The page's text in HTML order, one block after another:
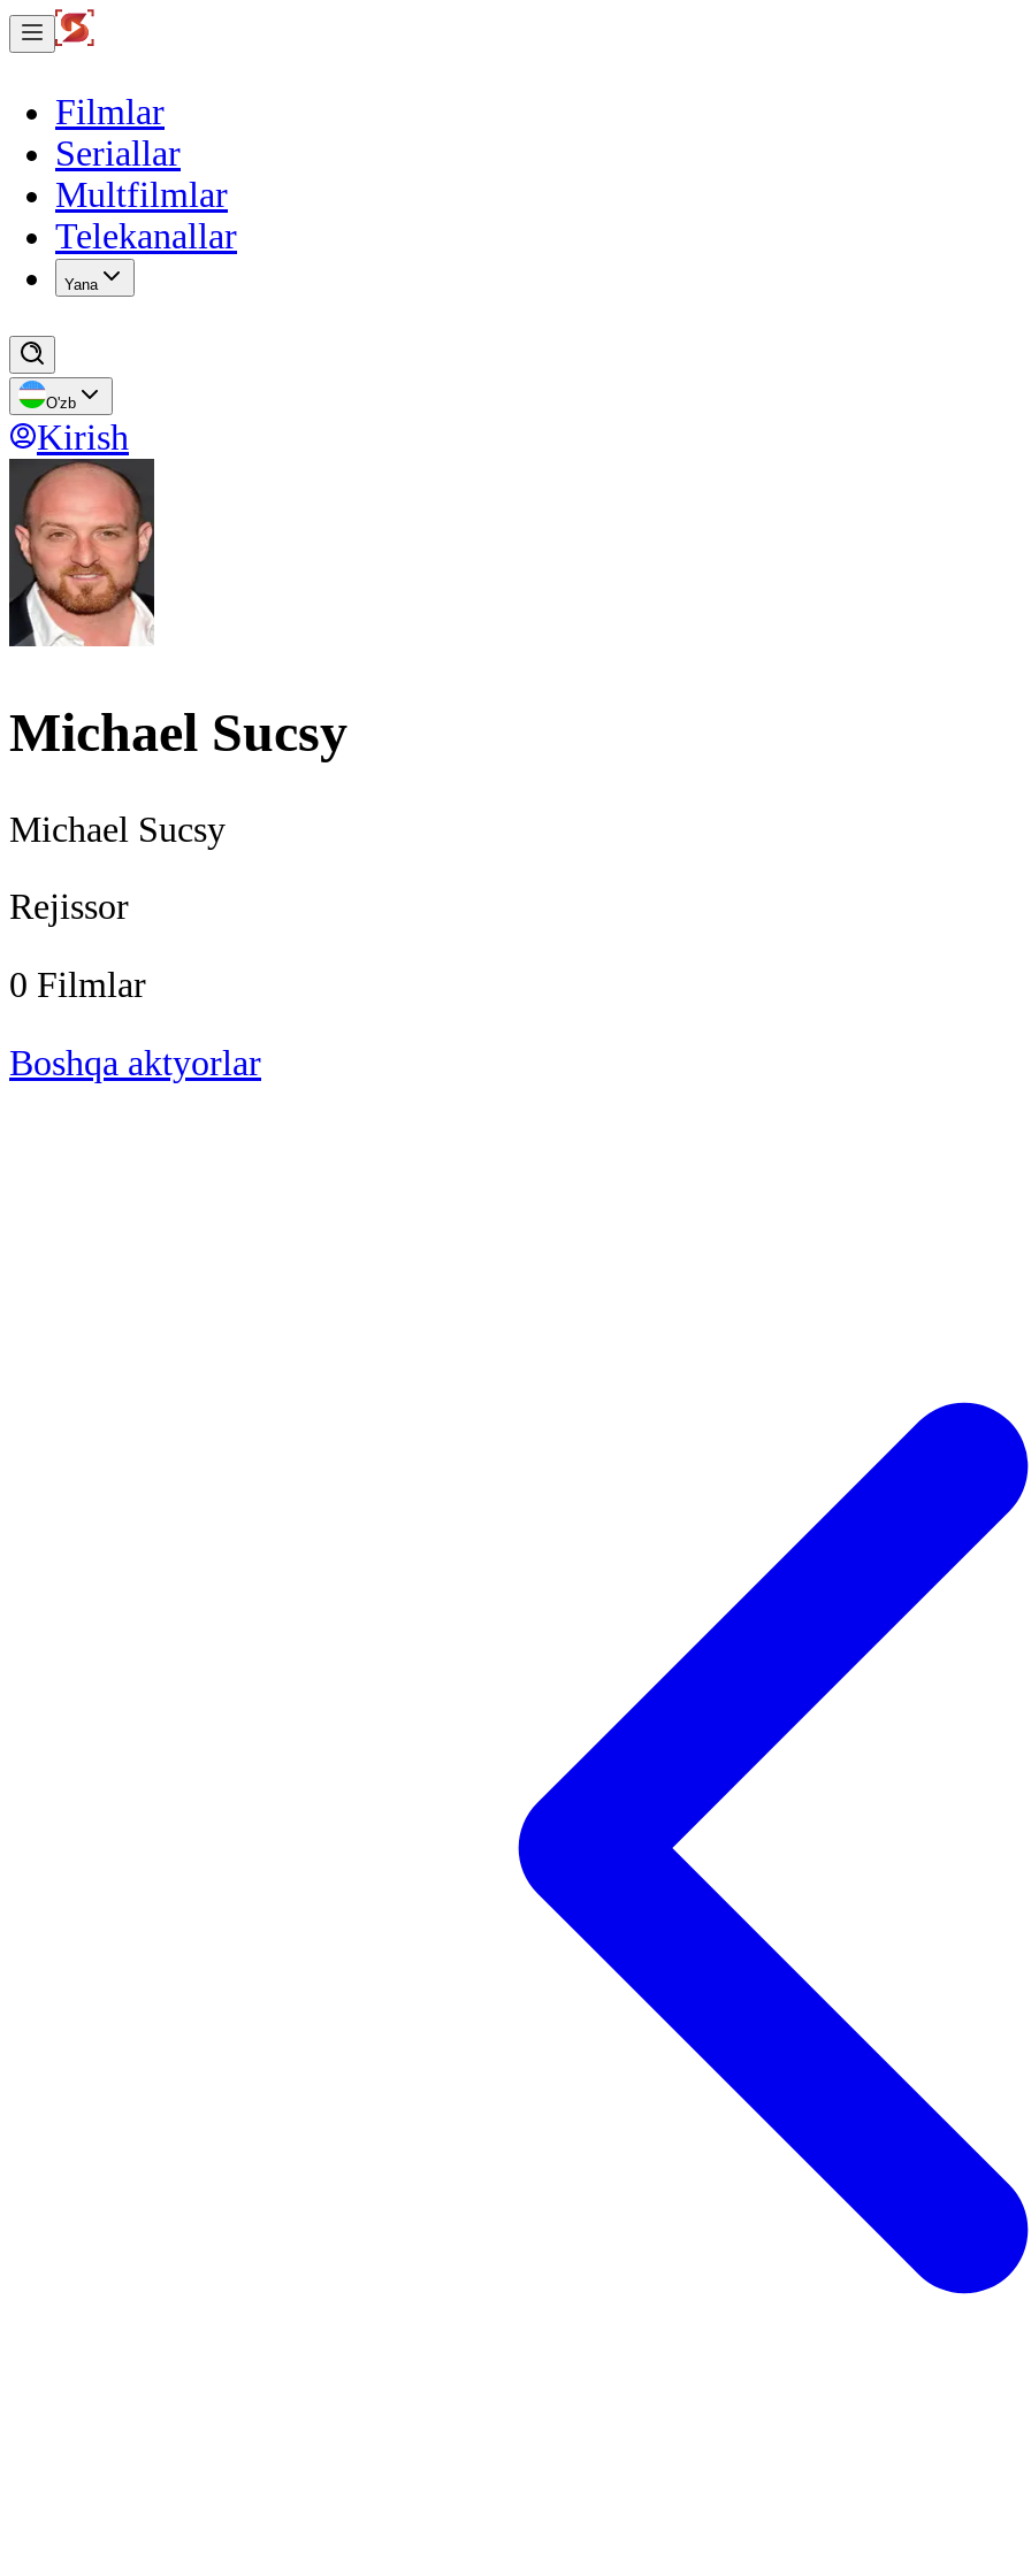
Filmlar
Seriallar
Multfilmlar
Telekanallar
Yana
O'zb
Kirish
Michael Sucsy
Michael Sucsy
Rejissor
0 Filmlar
Boshqa aktyorlar